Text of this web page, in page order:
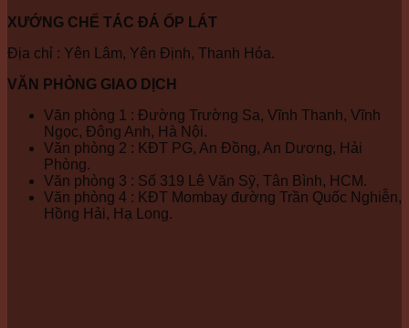
XƯỚNG CHẾ TÁC ĐÁ ỐP LÁT
Địa chỉ : Yên Lâm, Yên Định, Thanh Hóa.
VĂN PHÒNG GIAO DỊCH
Văn phòng 1 : Đường Trường Sa, Vĩnh Thanh, Vĩnh
Ngọc, Đông Anh, Hà Nội.
Văn phòng 2 : KĐT PG, An Đồng, An Dương, Hải
Phòng.
Văn phòng 3 : Số 319 Lê Văn Sỹ, Tân Bình, HCM.
Văn phòng 4 : KĐT Mombay đường Trần Quốc Nghiễn,
Hồng Hải, Hạ Long.